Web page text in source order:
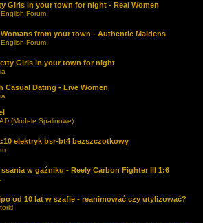
Girls in your town for night - Real Women
Forum
from your town - Authentic Maidens
Forum
Girls in your town for night
Сasual Dating - Live Women
(Modele Spalinowe)
elektryk bsr-bt4 bezszczotkowy
w gaźniku - Reely Carbon Fighter III 1:6
od 10 lat w szafie - reanimować czy utylizować?